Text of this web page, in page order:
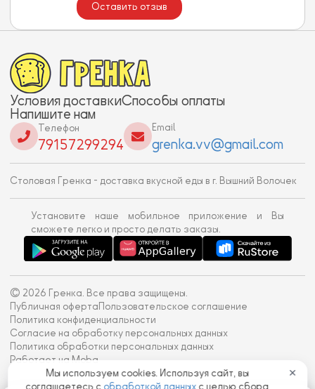
Оставить отзыв
Условия доставкиСпособы оплаты
Напишите нам
Телефон
79157299294
Email
grenka.vv@gmail.com
Столовая Гренка - доставка вкусной еды в г. Вышний Волочек
Установите наше мобильное приложение и Вы
сможете легко и просто делать заказы.
© 2026 Гренка. Все права защищены.
Публичная оферта Пользовательское соглашение
Политика конфиденциальности
Согласие на обработку персональных данных
Политика обработки персональных данных
Работает на Moba
Мы используем cookies. Используя сайт, вы
соглашаетесь с обработкой данных с целью сбора
✕